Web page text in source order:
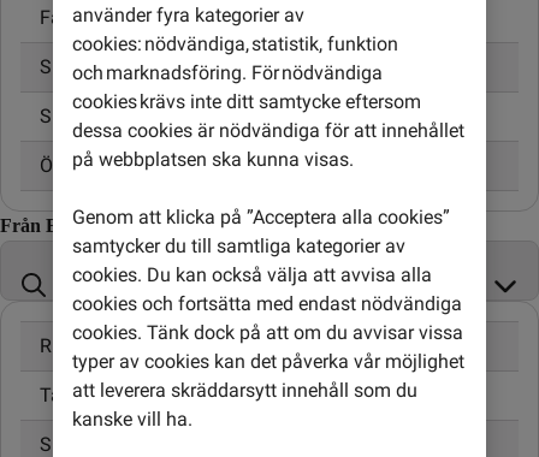
Fast telefon
Skicka SMS 3,00 kr
Skicka MMS 5,00 kr
Öppningsavgift 0,95 kr
Från Ecuador till
Ringa samtal
Ta emot samtal
Skicka SMS
använder fyra kategorier av
cookies: nödvändiga, statistik, funktion
och marknadsföring. För nödvändiga
cookies krävs inte ditt samtycke eftersom
dessa cookies är nödvändiga för att innehållet
på webbplatsen ska kunna visas.
Genom att klicka på ”Acceptera alla cookies”
samtycker du till samtliga kategorier av
cookies. Du kan också välja att avvisa alla
cookies och fortsätta med endast nödvändiga
cookies. Tänk dock på att om du avvisar vissa
typer av cookies kan det påverka vår möjlighet
att leverera skräddarsytt innehåll som du
kanske vill ha.